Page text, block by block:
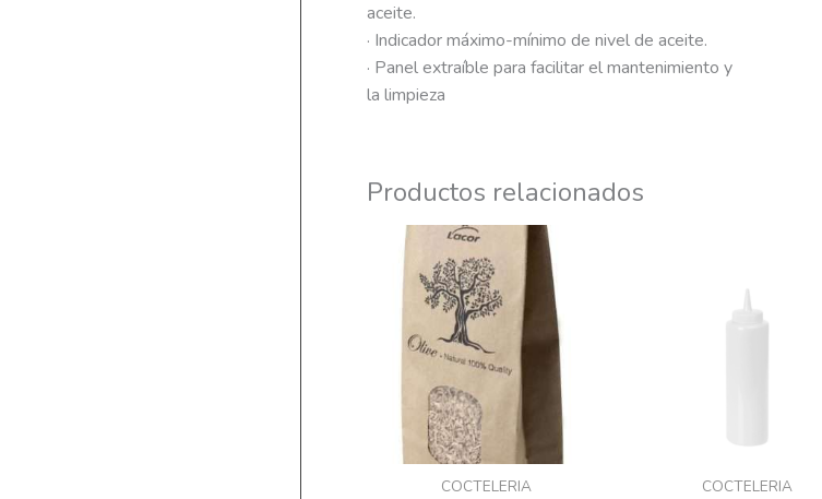
aceite.
· Indicador máximo-mínimo de nivel de aceite.
· Panel extraíble para facilitar el mantenimiento y
la limpieza
Productos relacionados
COCTELERIA COCTELERIA